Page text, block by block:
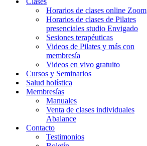
Horarios de clases online Zoom
Horarios de clases de Pilates
presenciales studio Envigado
Sesiones terapéuticas
Videos de Pilates y más con
membresía
Videos en vivo gratuito
Cursos y Seminarios
Salud holística
Membresías
Manuales
Venta de clases individuales
Abalance
Contacto
Testimonios